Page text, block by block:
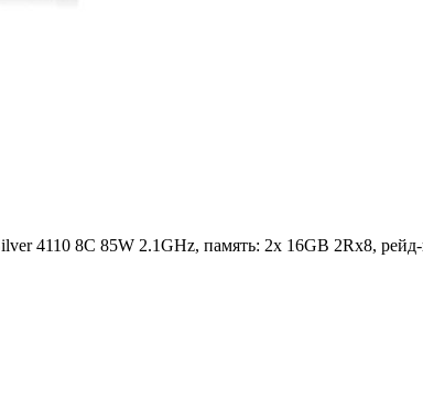
4110 8C 85W 2.1GHz, память: 2x 16GB 2Rx8,